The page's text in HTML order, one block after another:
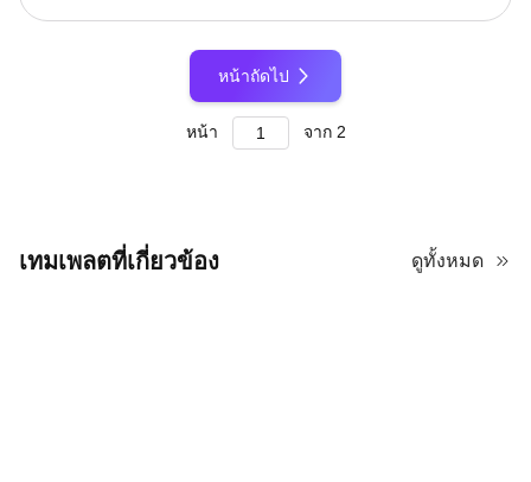
หน้าถัดไป
หน้า จาก 2
เทมเพลตที่เกี่ยวข้อง ดูทั้งหมด